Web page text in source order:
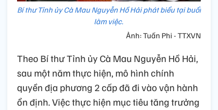
Bí thư Tỉnh ủy Cà Mau Nguyễn Hồ Hải phát biểu tại buổi
làm việc.
Ảnh: Tuấn Phi - TTXVN
Theo Bí thư Tỉnh ủy Cà Mau Nguyễn Hồ Hải,
sau một năm thực hiện, mô hình chính
quyền địa phương 2 cấp đã đi vào vận hành
ổn định. Việc thực hiện mục tiêu tăng trưởng